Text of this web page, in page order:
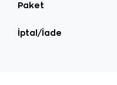
Paket
İptal/İade